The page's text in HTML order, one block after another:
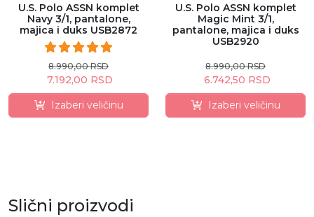
U.S. Polo ASSN komplet
Navy 3/1, pantalone,
majica i duks USB2872
8.990,00 RSD
7.192,00 RSD
Izaberi veličinu
U.S. Polo ASSN komplet
Magic Mint 3/1,
pantalone, majica i duks
USB2920
8.990,00 RSD
6.742,50 RSD
Izaberi veličinu
Slični proizvodi